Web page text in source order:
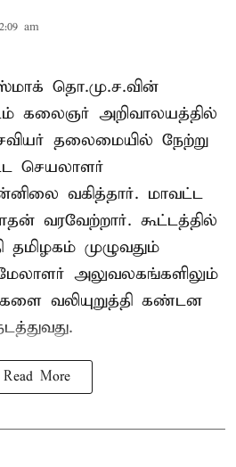
am
தொ.மு.ச.வின்
கலைஞர் அறிவாலயத்தில்
தலைமையில் நேற்று
செயலாளர்
வகித்தார். மாவட்ட
வரவேற்றார். கூட்டத்தில்
தமிழகம் முழுவதும்
அலுவலகங்களிலும்
வலியுறுத்தி கண்டன
Read More